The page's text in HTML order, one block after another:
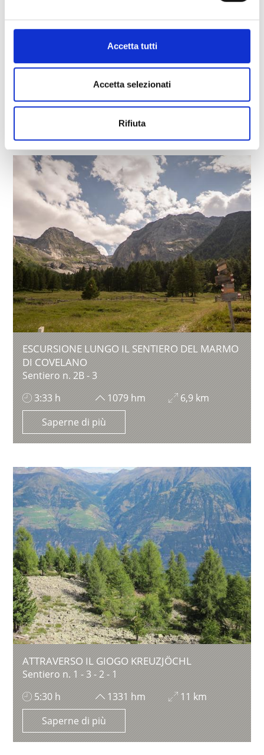
Accetta tutti
Accetta selezionati
Rifiuta
FORCOLA DI COVELANO
Sentiero n. 1 - 23 - 3A - 2B
943 hm
Saperne di più
ESCURSIONE LUNGO IL SENTIERO DEL MARMO
DI COVELANO
Sentiero n. 2B - 3
3:33 h
1079 hm
6,9 km
Saperne di più
ATTRAVERSO IL GIOGO KREUZJÖCHL
Sentiero n. 1 - 3 - 2 - 1
5:30 h
1331 hm
11 km
Saperne di più